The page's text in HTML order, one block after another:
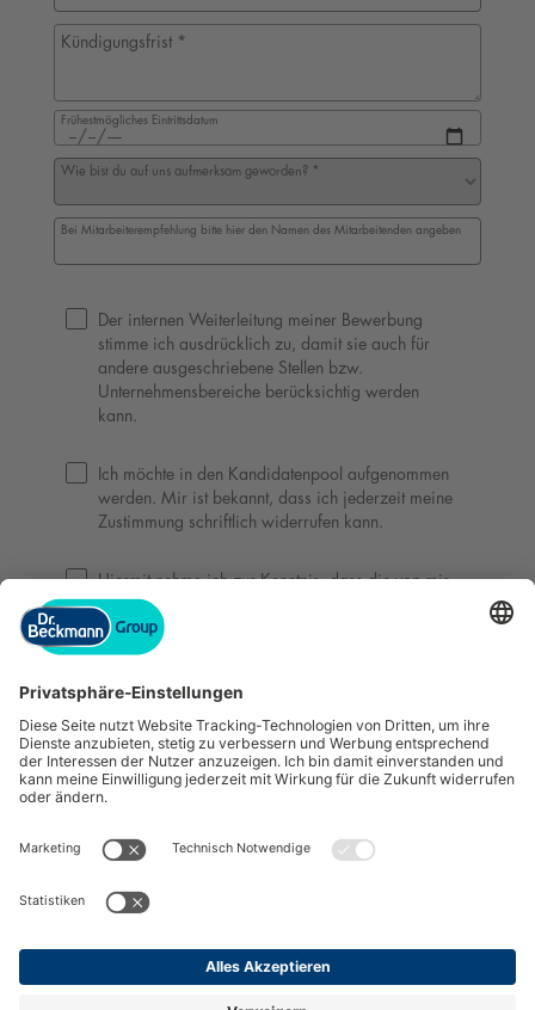
Kündigungsfrist *
Frühestmögliches Eintrittsdatum
Wie bist du auf uns aufmerksam geworden? *
Bei Mitarbeiterempfehlung bitte hier den Namen des Mitarbeitenden angeben
Datenschutz und Einverständniserklärungen
Der internen Weiterleitung meiner Bewerbung
stimme ich ausdrücklich zu, damit sie auch für
andere ausgeschriebene Stellen bzw.
Unternehmensbereiche berücksichtig werden
kann.
Ich möchte in den Kandidatenpool aufgenommen
werden. Mir ist bekannt, dass ich jederzeit meine
Zustimmung schriftlich widerrufen kann.
Hiermit nehme ich zur Kenntnis, dass die von mir
im Bewerbungsverfahren angegebenen
personenbezogenen Daten gemäß der
Datenschutzerklärung
APPLY NOW
* Pflichtfeld